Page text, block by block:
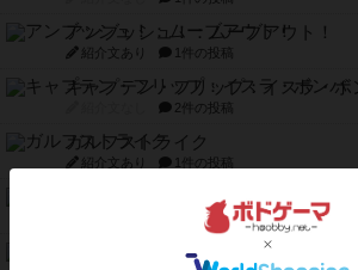
アンブッシュ！：ムーブアウト！
紹介文あり 1件の投稿
キャプテン・フリップ：イスラ・ボ
2件の投稿
ガルフストライク
紹介文あり 1件の投稿
エコーズ・オブ・タイム
8件の投稿